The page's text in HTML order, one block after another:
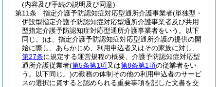
(内容及び手続の説明及び同意)
第11条
指定介護予防認知症対応型通所介護事業者(単独型・
併設型指定介護予防認知症対応型通所介護事業者及び共用
型指定介護予防認知症対応型通所介護事業者をいう。以下
同じ。)は、指定介護予防認知症対応型通所介護の提供の開
始に際し、あらかじめ、利用申込者又はその家族に対し、
第27条に規定する運営規程の概要、介護予防認知症対応型
通所介護従業者(第5条第1項又は第8条第1項の従業者をい
う。以下同じ。)の勤務の体制その他の利用申込者のサービ
スの選択に資すると認められる重要事項を記した文書を交